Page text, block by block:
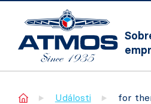
Home Události for